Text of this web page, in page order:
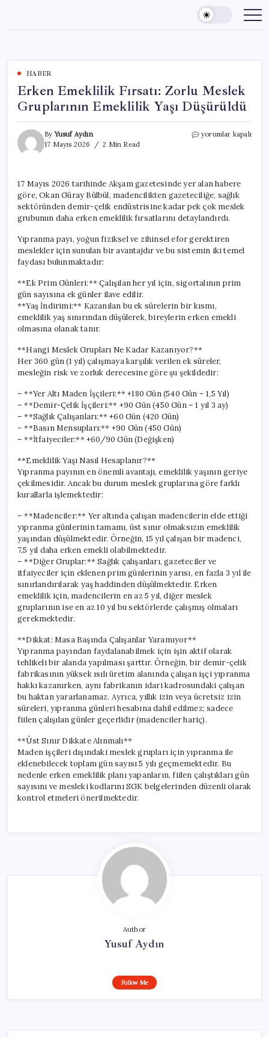
content
HABER
Erken Emeklilik Fırsatı: Zorlu Meslek
Gruplarının Emeklilik Yaşı Düşürüldü
ByYusuf Aydın
17 Mayıs 2026
2 Min Read
Erken
Gruplarının
Emeklilik
Yaşı
Düşürüldü
yorumlar kapalı
17 Mayıs 2026 tarihinde Akşam gazetesinde yer alan habere
göre, Okan Güray Bülbül, madencilikten gazeteciliğe, sağlık
sektöründen demir-çelik endüstrisine kadar pek çok meslek
grubunun daha erken emeklilik fırsatlarını detaylandırdı.
Yıpranma payı, yoğun fiziksel ve zihinsel efor gerektiren
meslekler için sunulan bir avantajdır ve bu sistemin iki temel
faydası bulunmaktadır:
**Ek Prim Günleri:** Çalışılan her yıl için, sigortalının prim
gün sayısına ek günler ilave edilir.
**Yaş İndirimi:** Kazanılan bu ek sürelerin bir kısmı,
emeklilik yaş sınırından düşülerek, bireylerin erken emekli
olmasına olanak tanır.
**Hangi Meslek Grupları Ne Kadar Kazanıyor?**
Her 360 gün (1 yıl) çalışmaya karşılık verilen ek süreler,
mesleğin risk ve zorluk derecesine göre şu şekildedir:
– **Yer Altı Maden İşçileri:** +180 Gün (540 Gün – 1,5 Yıl)
– **Demir-Çelik İşçileri:** +90 Gün (450 Gün – 1 yıl 3 ay)
– **Sağlık Çalışanları:** +60 Gün (420 Gün)
– **Basın Mensupları:** +90 Gün (450 Gün)
– **İtfaiyeciler:** +60/90 Gün (Değişken)
**Emeklilik Yaşı Nasıl Hesaplanır?**
Yıpranma payının en önemli avantajı, emeklilik yaşının geriye
çekilmesidir. Ancak bu durum meslek gruplarına göre farklı
kurallarla işlemektedir:
– **Madenciler:** Yer altında çalışan madencilerin elde ettiği
yıpranma günlerinin tamamı, üst sınır olmaksızın emeklilik
yaşından düşülmektedir. Örneğin, 15 yıl çalışan bir madenci,
7,5 yıl daha erken emekli olabilmektedir.
– **Diğer Gruplar:** Sağlık çalışanları, gazeteciler ve
itfaiyeciler için eklenen prim günlerinin yarısı, en fazla 3 yıl ile
sınırlandırılarak yaş haddinden düşülmektedir. Erken
emeklilik için, madencilerin en az 5 yıl, diğer meslek
gruplarının ise en az 10 yıl bu sektörlerde çalışmış olmaları
gerekmektedir.
**Dikkat: Masa Başında Çalışanlar Yaramıyor**
Yıpranma payından faydalanabilmek için işin aktif olarak
tehlikeli bir alanda yapılması şarttır. Örneğin, bir demir-çelik
fabrikasının yüksek ısılı üretim alanında çalışan işçi yıpranma
hakkı kazanırken, aynı fabrikanın idari kadrosundaki çalışan
bu haktan yararlanamaz. Ayrıca, yıllık izin veya ücretsiz izin
süreleri, yıpranma günleri hesabına dahil edilmez; sadece
fiilen çalışılan günler geçerlidir (madenciler hariç).
**Üst Sınır Dikkate Alınmalı**
Maden işçileri dışındaki meslek grupları için yıpranma ile
eklenebilecek toplam gün sayısı 5 yılı geçmemektedir. Bu
nedenle erken emeklilik planı yapanların, fiilen çalıştıkları gün
sayısını ve mesleki kodlarını SGK belgelerinden düzenli olarak
kontrol etmeleri önerilmektedir.
Author
Yusuf Aydın
Follow Me